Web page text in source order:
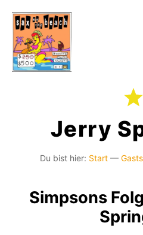
Jerry
Du bist hier: Start —
Simpsons